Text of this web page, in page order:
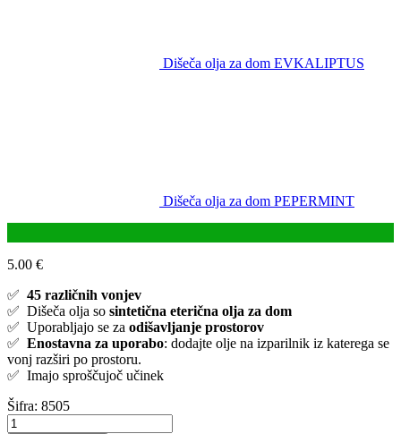
Dišeča olja za dom EVKALIPTUS
Dišeča olja za dom PEPERMINT
5.00 €
✅ 45 različnih vonjev
✅ Dišeča olja so sintetična eterična olja za dom
✅ Uporabljajo se za odišavljanje prostorov
✅ Enostavna za uporabo: dodajte olje na izparilnik iz katerega se
vonj razširi po prostoru.
✅ Imajo sproščujoč učinek
Šifra: 8505